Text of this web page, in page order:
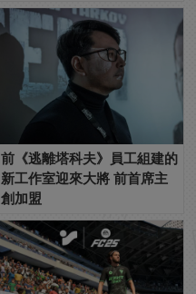
前《逃離塔科夫》員工組建的
新工作室迎來大將 前首席主
創加盟